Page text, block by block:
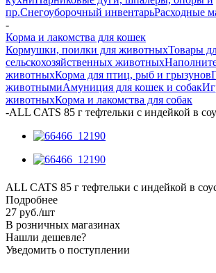
пр.Снегоуборочный инвентарьРасходные
-
Корма и лакомства для кошек
Кормушки, поилки для животныхТовары
сельскохозяйственных животных
животныхКорма для птиц, рыб и грызунов
животнымиАмуниция для кошек и собак
животныхКорма и лакомства для собак
-ALL CATS 85 г тефтельки с индейкой в
ALL CATS 85 г тефтельки с индейкой в
Подробнее
27 руб./шт
В розничных магазинах
Нашли дешевле?
Уведомить о поступлении